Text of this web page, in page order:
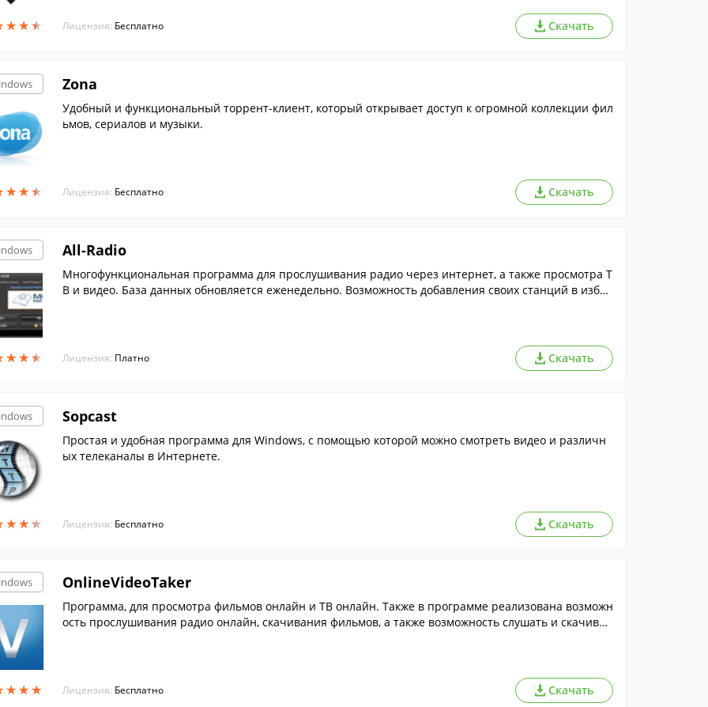
★★★
★★★ Лицензия: Бесплатно Скачать
★★★
★★★
Zona
Удобный и функциональный торрент-клиент, который открывает доступ к огромной коллекции фил
ьмов, сериалов и музыки.
Лицензия: Бесплатно Скачать
★★★
★★★
All-Radio
Многофункциональная программа для прослушивания радио через интернет, а также просмотра Т
В и видео. База данных обновляется еженедельно. Возможность добавления своих станций в избра
Лицензия: Платно Скачать
★★★
★★★
Sopcast
Простая и удобная программа для Windows, с помощью которой можно смотреть видео и различн
ых телеканалы в Интернете.
Лицензия: Бесплатно Скачать
★★★
★★★
OnlineVideoTaker
Программа, для просмотра фильмов онлайн и ТВ онлайн. Также в программе реализована возможн
ость прослушивания радио онлайн, скачивания фильмов, а также возможность слушать и скачиват
Лицензия: Бесплатно Скачать